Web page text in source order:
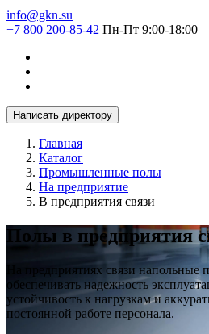
info@gkn.su
+7 800 200-85-42 Пн-Пт 9:00-18:00
Написать директору
Главная
Каталог
Промышленные полы
На предприятие
В предприятия связи
Полы в предприятия
На предприятиях связи
обеспечивать надежность
устойчивость к нагрузкам и
постоянной работе персонала.